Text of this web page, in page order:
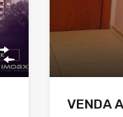
VENDA